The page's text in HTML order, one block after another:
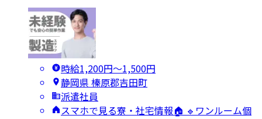
時給1,200円〜1,500円
静岡県 榛原郡吉田町
派遣社員
スマホで見る寮・社宅情報🏠 🔹ワンルーム個